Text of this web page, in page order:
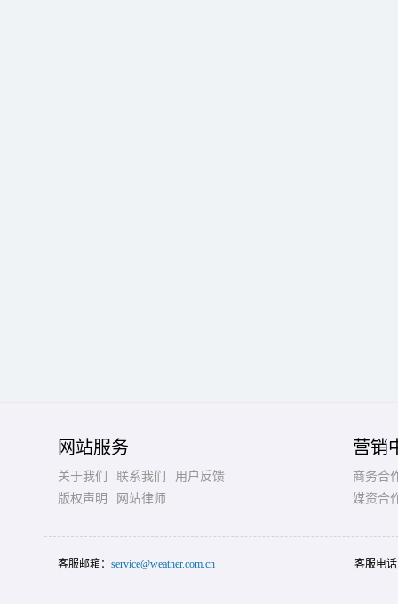
网站服务
关于我们 联系我们
用户反馈
版权声明
网站律师
营销
商务合
媒资合
客服邮箱： service@weather.com.cn 客服电